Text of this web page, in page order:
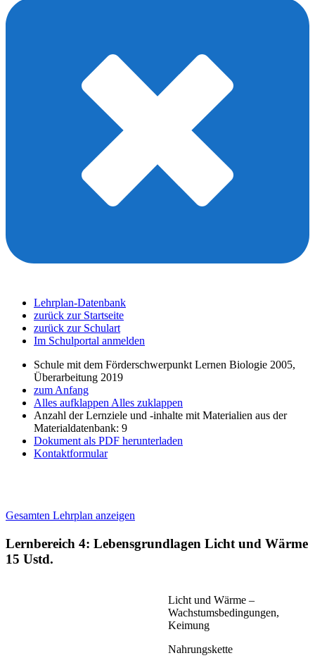
Lehrplan-Datenbank
zurück zur Startseite
zurück zur Schulart
Im Schulportal anmelden
Schule mit dem Förderschwerpunkt Lernen Biologie 2005,
Überarbeitung 2019
zum Anfang
Alles aufklappen Alles zuklappen
Anzahl der Lernziele und -inhalte mit Materialien aus der
Materialdatenbank: 9
Dokument als PDF herunterladen
Kontaktformular
Gesamten Lehrplan anzeigen
Lernbereich 4: Lebensgrundlagen Licht und Wärme
15 Ustd.
Licht und Wärme –
Wachstumsbedingungen,
Keimung
Nahrungskette